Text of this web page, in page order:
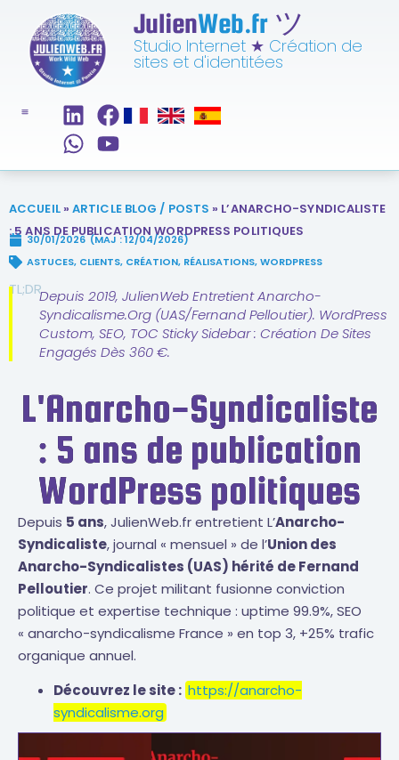
JulienWeb.fr ツ
Studio Internet ★ Création de
sites et d'identitées
ACCUEIL»ARTICLE BLOG / POSTS » L’ANARCHO-SYNDICALISTE
: 5 ANS DE PUBLICATION WORDPRESS POLITIQUES
30/01/2026 (MAJ : 12/04/2026)
ASTUCES, CLIENTS, CRÉATION, RÉALISATIONS,WORDPRESS
TL;DRDepuis 2019, JulienWeb Entretient Anarcho-
Syndicalisme.org (UAS/Fernand Pelloutier). WordPress
Custom, SEO, TOC Sticky Sidebar : Création De Sites
Engagés Dès 360 €.
L'Anarcho-Syndicaliste
: 5 ans de publication
WordPress politiques
Depuis 5 ans, JulienWeb.fr entretient L’Anarcho-
Syndicaliste, journal « mensuel » de l’Union des
Anarcho-Syndicalistes (UAS) hérité de Fernand
Pelloutier. Ce projet militant fusionne conviction
politique et expertise technique : uptime 99.9%, SEO
« anarcho-syndicalisme France » en top 3, +25% trafic
organique annuel.
Découvrez le site : https://anarcho-
syndicalisme.org